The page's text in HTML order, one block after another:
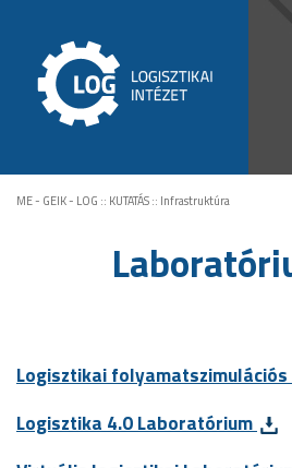
ME - GEIK - LOG :: KUTATÁS:: Infrastruktúra
Logisztikai
Logisztika 4.0 Laboratórium